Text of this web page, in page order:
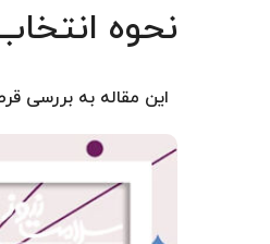
نحوه
این مقاله به بررسی